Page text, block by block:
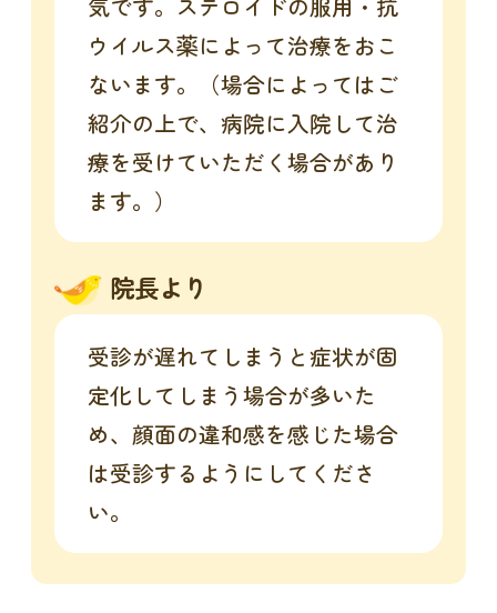
ウイルス薬によって治療をおこ
ないます。（場合によってはご
紹介の上で、病院に入院して治
療を受けていただく場合があり
ます。）
院長より
受診が遅れてしまうと症状が固
定化してしまう場合が多いた
め、顔面の違和感を感じた場合
は受診するようにしてくださ
い。